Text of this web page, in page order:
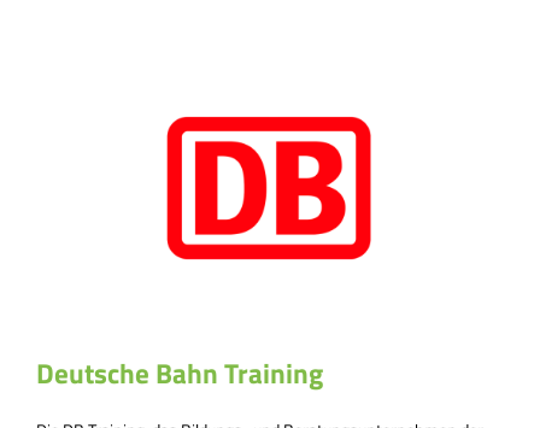
Deutsche Bahn Training